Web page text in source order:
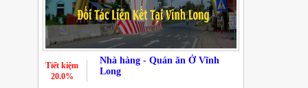
Nhà hàng - Quán ăn Ở Vĩnh
Long
Tiết kiệm
20.0%